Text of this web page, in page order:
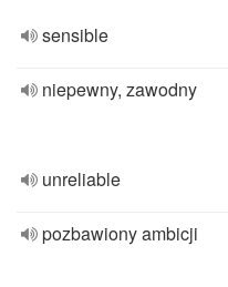
sensible
niepewny, zawodny
unreliable
pozbawiony ambicji